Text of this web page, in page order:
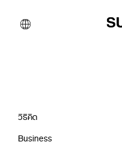
วิธีคิด
Business